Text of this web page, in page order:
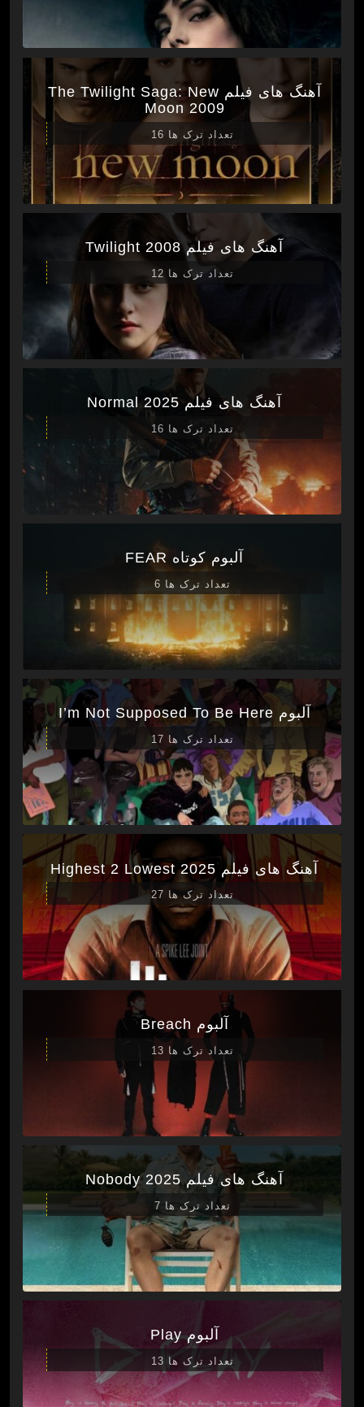
آهنگ های فیلم The Twilight Saga: New
Moon 2009
تعداد ترک ها 16
آهنگ های فیلم Twilight 2008
تعداد ترک ها 12
آهنگ های فیلم Normal 2025
تعداد ترک ها 16
آلبوم کوتاه FEAR
تعداد ترک ها 6
آلبوم I’m Not Supposed To Be Here
تعداد ترک ها 17
آهنگ های فیلم Highest 2 Lowest 2025
تعداد ترک ها 27
آلبوم Breach
تعداد ترک ها 13
آهنگ های فیلم Nobody 2025
تعداد ترک ها 7
آلبوم Play
تعداد ترک ها 13